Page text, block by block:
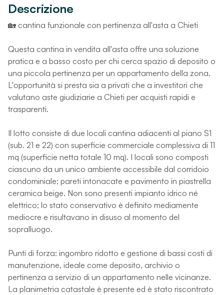
Descrizione
🏡 cantina funzionale con pertinenza all'asta a Chieti
Questa cantina in vendita all'asta offre una soluzione
pratica e a basso costo per chi cerca spazio di deposito o
una piccola pertinenza per un appartamento della zona.
L'opportunità si presta sia a privati che a investitori che
valutano aste giudiziarie a Chieti per acquisti rapidi e
trasparenti.
Il lotto consiste di due locali cantina adiacenti al piano S1
(sub. 21 e 22) con superficie commerciale complessiva di 11
mq (superficie netta totale 10 mq). I locali sono composti
ciascuno da un unico ambiente accessibile dal corridoio
condominiale; pareti intonacate e pavimento in piastrella
ceramica beige. Non sono presenti impianto idrico né
elettrico; lo stato conservativo è definito mediamente
mediocre e risultavano in disuso al momento del
sopralluogo.
Punti di forza: ingombro ridotto e gestione di bassi costi di
manutenzione, ideale come deposito, archivio o
pertinenza a servizio di un appartamento nelle vicinanze.
La planimetria catastale è presente ed è stato riscontrato